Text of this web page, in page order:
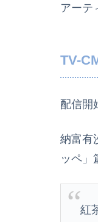
アーテ
TV-
配信開
納富有
ッペ」
紅